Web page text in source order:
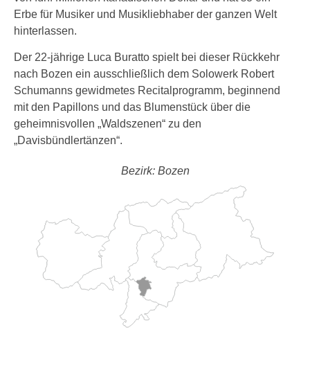
Erbe für Musiker und Musikliebhaber der ganzen Welt
hinterlassen.
Der 22-jährige Luca Buratto spielt bei dieser Rückkehr
nach Bozen ein ausschließlich dem Solowerk Robert
Schumanns gewidmetes Recitalprogramm, beginnend
mit den Papillons und das Blumenstück über die
geheimnisvollen „Waldszenen“ zu den
„Davisbündlertänzen“.
Bezirk: Bozen